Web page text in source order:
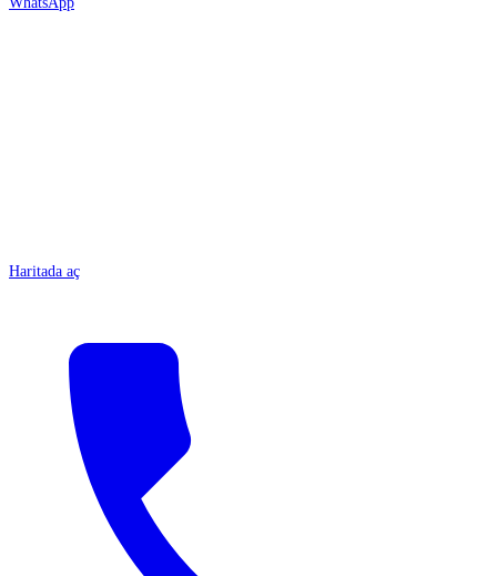
Haritada aç